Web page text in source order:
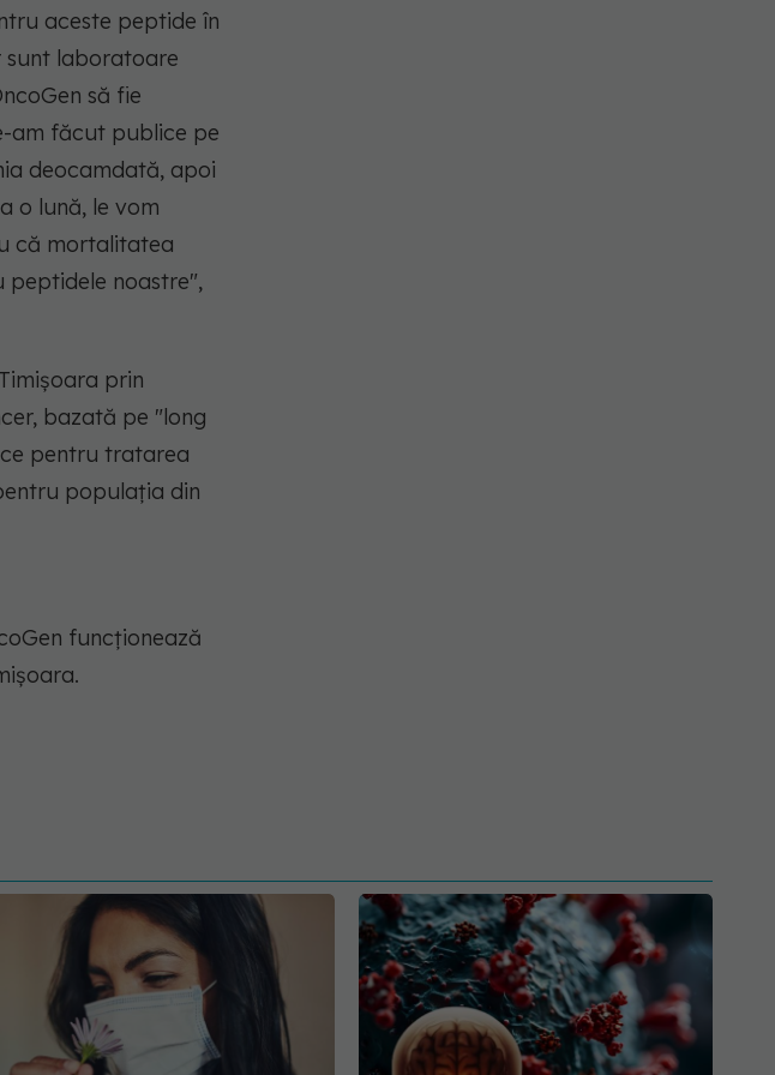
aceste peptide în
sunt laboratoare
să fie
am făcut publice pe
deocamdată, apoi
o lună, le vom
că mortalitatea
peptidele noastre",
prin
bazată pe "long
pentru tratarea
populaţia din
funcţionează